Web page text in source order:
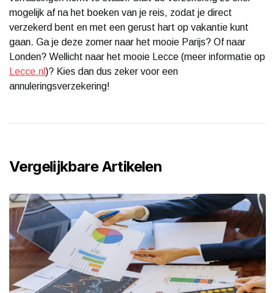
mogelijk af na het boeken van je reis, zodat je direct
verzekerd bent en met een gerust hart op vakantie kunt
gaan. Ga je deze zomer naar het mooie Parijs? Of naar
Londen? Wellicht naar het mooie Lecce (meer informatie op
Lecce.nl)? Kies dan dus zeker voor een
annuleringsverzekering!
Vergelijkbare Artikelen